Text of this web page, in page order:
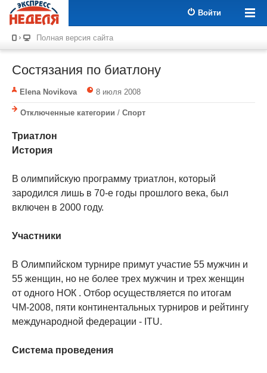
Войти
Полная версия сайта
Состязания по биатлону
Elena Novikova 8 июля 2008
Отключенные категории / Спорт
Триатлон
История
В олимпийскую программу триатлон, который
зародился лишь в 70-е годы прошлого века, был
включен в 2000 году.
Участники
В Олимпийском турнире примут участие 55 мужчин и
55 женщин, но не более трех мужчин и трех женщин
от одного НОК . Отбор осуществляется по итогам
ЧМ-2008, пяти континентальных турниров и рейтингу
международной федерации - ITU.
Система проведения